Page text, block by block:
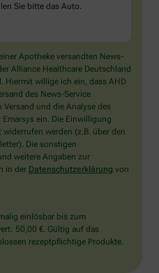
Sie bitte das Auto
Apotheke versandten News-
Alliance Healthcare Deutschland
Hiermit willige ich ein, dass AHD
des News-Service
und die Analyse des
ein. Die Einwilligung
werden (z.B. über den
Die sonstigen
weitere Angaben zur
in der Datenschutzerklärung von
einlösbar bis zum
50,00 €. Gültig auf das
rezeptpflichtige Produkte.